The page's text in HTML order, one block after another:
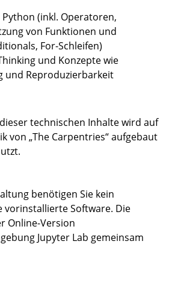
(inkl. Operatoren,
von Funktionen und
For-Schleifen)
und Konzepte wie
und Reproduzierbarkeit
technischen Inhalte wird auf
von „The Carpentries“ aufgebaut
benötigen Sie kein
vorinstallierte Software. Die
Online-Version
Jupyter Lab gemeinsam